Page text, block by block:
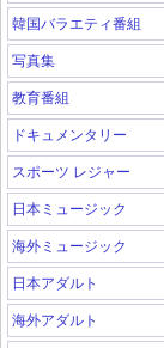
韓国バラエティ番組
写真集
教育番組
ドキュメンタリー
スポーツ レジャー
日本ミュージック
海外ミュージック
日本アダルト
海外アダルト